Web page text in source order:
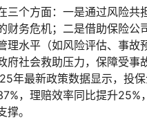
三个方面：一是通过风险共
财务危机；二是借助保险公
理水平（如风险评估、事故
府社会救助压力，保障受事
年最新政策数据显示，投
，理赔效率同比提升25%
。